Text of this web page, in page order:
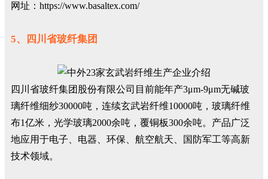
网址：https://www.basaltex.com/
5、四川省玻纤集团
四川省玻纤集团股份有限公司目前能年产3μm-9μm无碱玻
璃纤维细纱30000吨，连续玄武岩纤维10000吨，玻璃纤维
布1亿米，光学玻璃2000余吨，覆铜板300余吨。产品广泛
地应用于电子、电器、环保、航空航天、国防军工等高新
技术领域。